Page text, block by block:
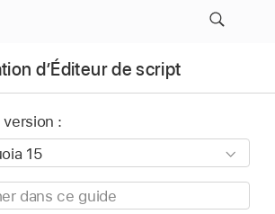
d’Éditeur de script
: